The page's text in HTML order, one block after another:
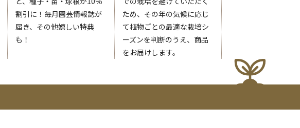
割引に！毎月園芸情報誌が
届き、その他嬉しい特典
も！
ため、その年の気候に応じ
て植物ごとの最適な栽培シ
ーズンを判断のうえ、商品
をお届けします。